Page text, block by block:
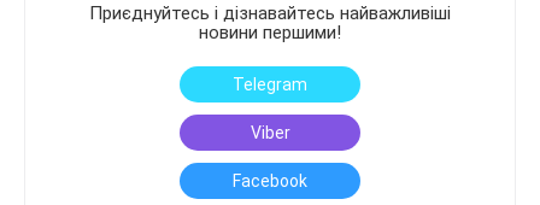
Приєднуйтесь і дізнавайтесь найважливіші
новини першими!
Telegram
Viber
Facebook